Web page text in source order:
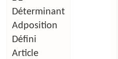
Déterminant
Adposition
Défini
Article